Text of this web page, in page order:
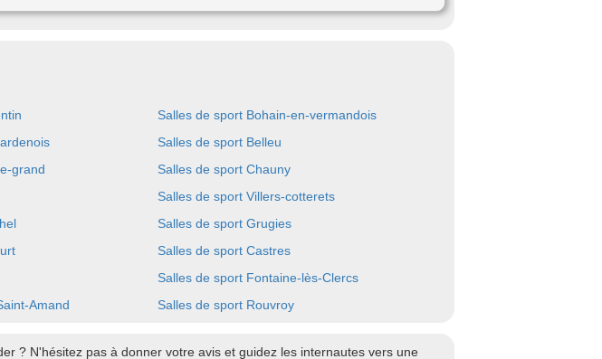
Salles de sport Bohain-en-vermandois
Salles de sport Belleu
grand
Salles de sport Chauny
Salles de sport Villers-cotterets
Salles de sport Grugies
Salles de sport Castres
Salles de sport Fontaine-lès-Clercs
Amand Salles de sport Rouvroy
? N'hésitez pas à donner votre avis et guidez les internautes vers une